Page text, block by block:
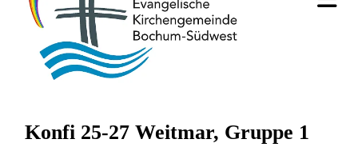
Konfi 25-27 Weitmar, Gruppe 1